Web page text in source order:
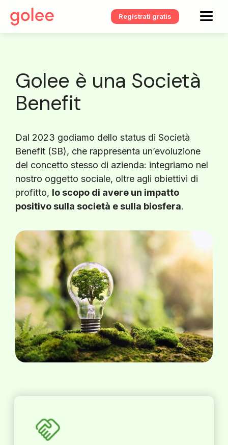
Registrati gratis
Golee è una Società
Benefit
Dal 2023 godiamo dello status di Società
Benefit (SB), che rappresenta un’evoluzione
del concetto stesso di azienda: integriamo nel
nostro oggetto sociale, oltre agli obiettivi di
profitto, lo scopo di avere un impatto
positivo sulla società e sulla biosfera.